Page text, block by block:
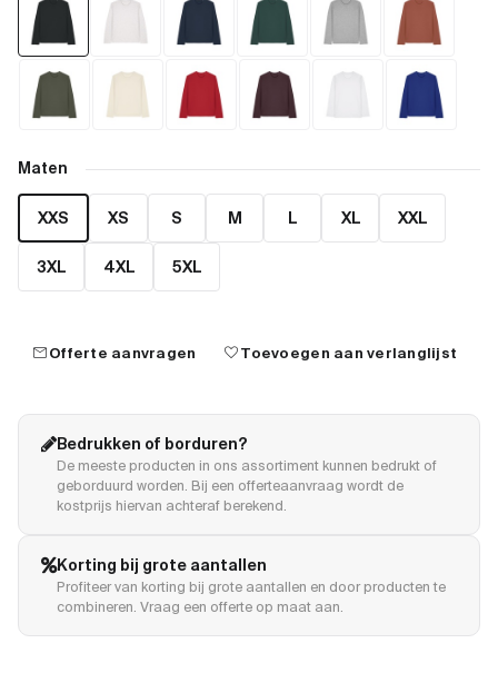
Maten
XXS XS S M L XL XXL
3XL 4XL 5XL
mailOfferte aanvragen favoriteToevoegen aan verlanglijst
Bedrukken of borduren?
De meeste producten in ons assortiment kunnen bedrukt of
geborduurd worden. Bij een offerteaanvraag wordt de
kostprijs hiervan achteraf berekend.
Korting bij grote aantallen
Profiteer van korting bij grote aantallen en door producten te
combineren. Vraag een offerte op maat aan.